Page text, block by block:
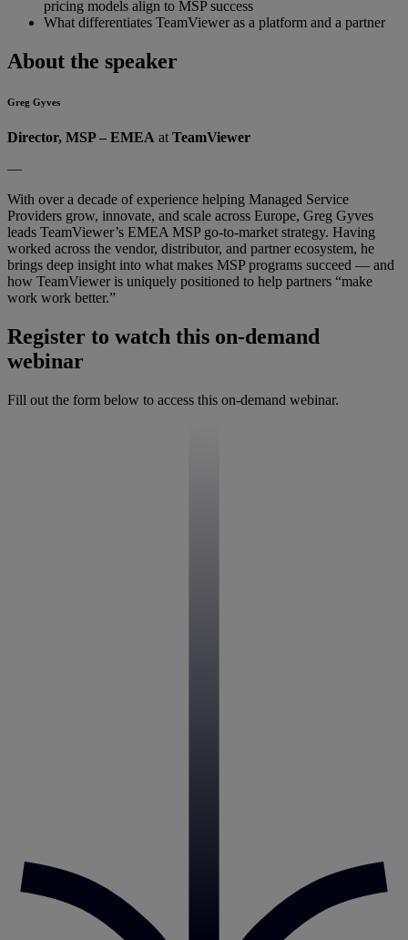
pricing models align to MSP success
What differentiates TeamViewer as a platform and a partner
About the speaker
Greg Gyves
Director, MSP – EMEA atTeamViewer
—
With over a decade of experience helping Managed Service
Providers grow, innovate, and scale across Europe, Greg Gyves
leads TeamViewer’s EMEA MSP go-to-market strategy. Having
worked across the vendor, distributor, and partner ecosystem, he
brings deep insight into what makes MSP programs succeed — and
how TeamViewer is uniquely positioned to help partners “make
work work better.”
Register to watch this on-demand
webinar
Fill out the form below to access this on-demand webinar.